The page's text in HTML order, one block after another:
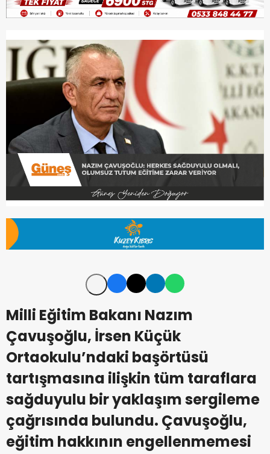
Milli Eğitim Bakanı Nazım
Çavuşoğlu, İrsen Küçük
Ortaokulu’ndaki başörtüsü
tartışmasına ilişkin tüm taraflara
sağduyulu bir yaklaşım sergileme
çağrısında bulundu. Çavuşoğlu,
eğitim hakkının engellenmemesi